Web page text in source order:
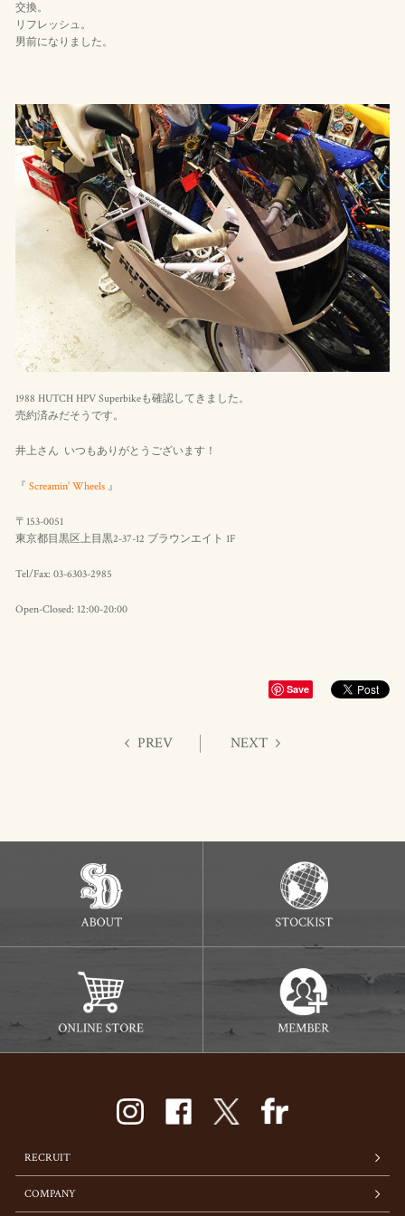
交換。
リフレッシュ。
男前になりました。
1988 HUTCH HPV Superbikeも確認してきました。
売約済みだそうです。
井上さん いつもありがとうございます！
『 Screamin’ Wheels 』
〒153-0051
東京都目黒区上目黒2-37-12 ブラウンエイト 1F
Tel/Fax: 03-6303-2985
Open-Closed: 12:00-20:00
Save
PREV NEXT
RECRUIT
COMPANY